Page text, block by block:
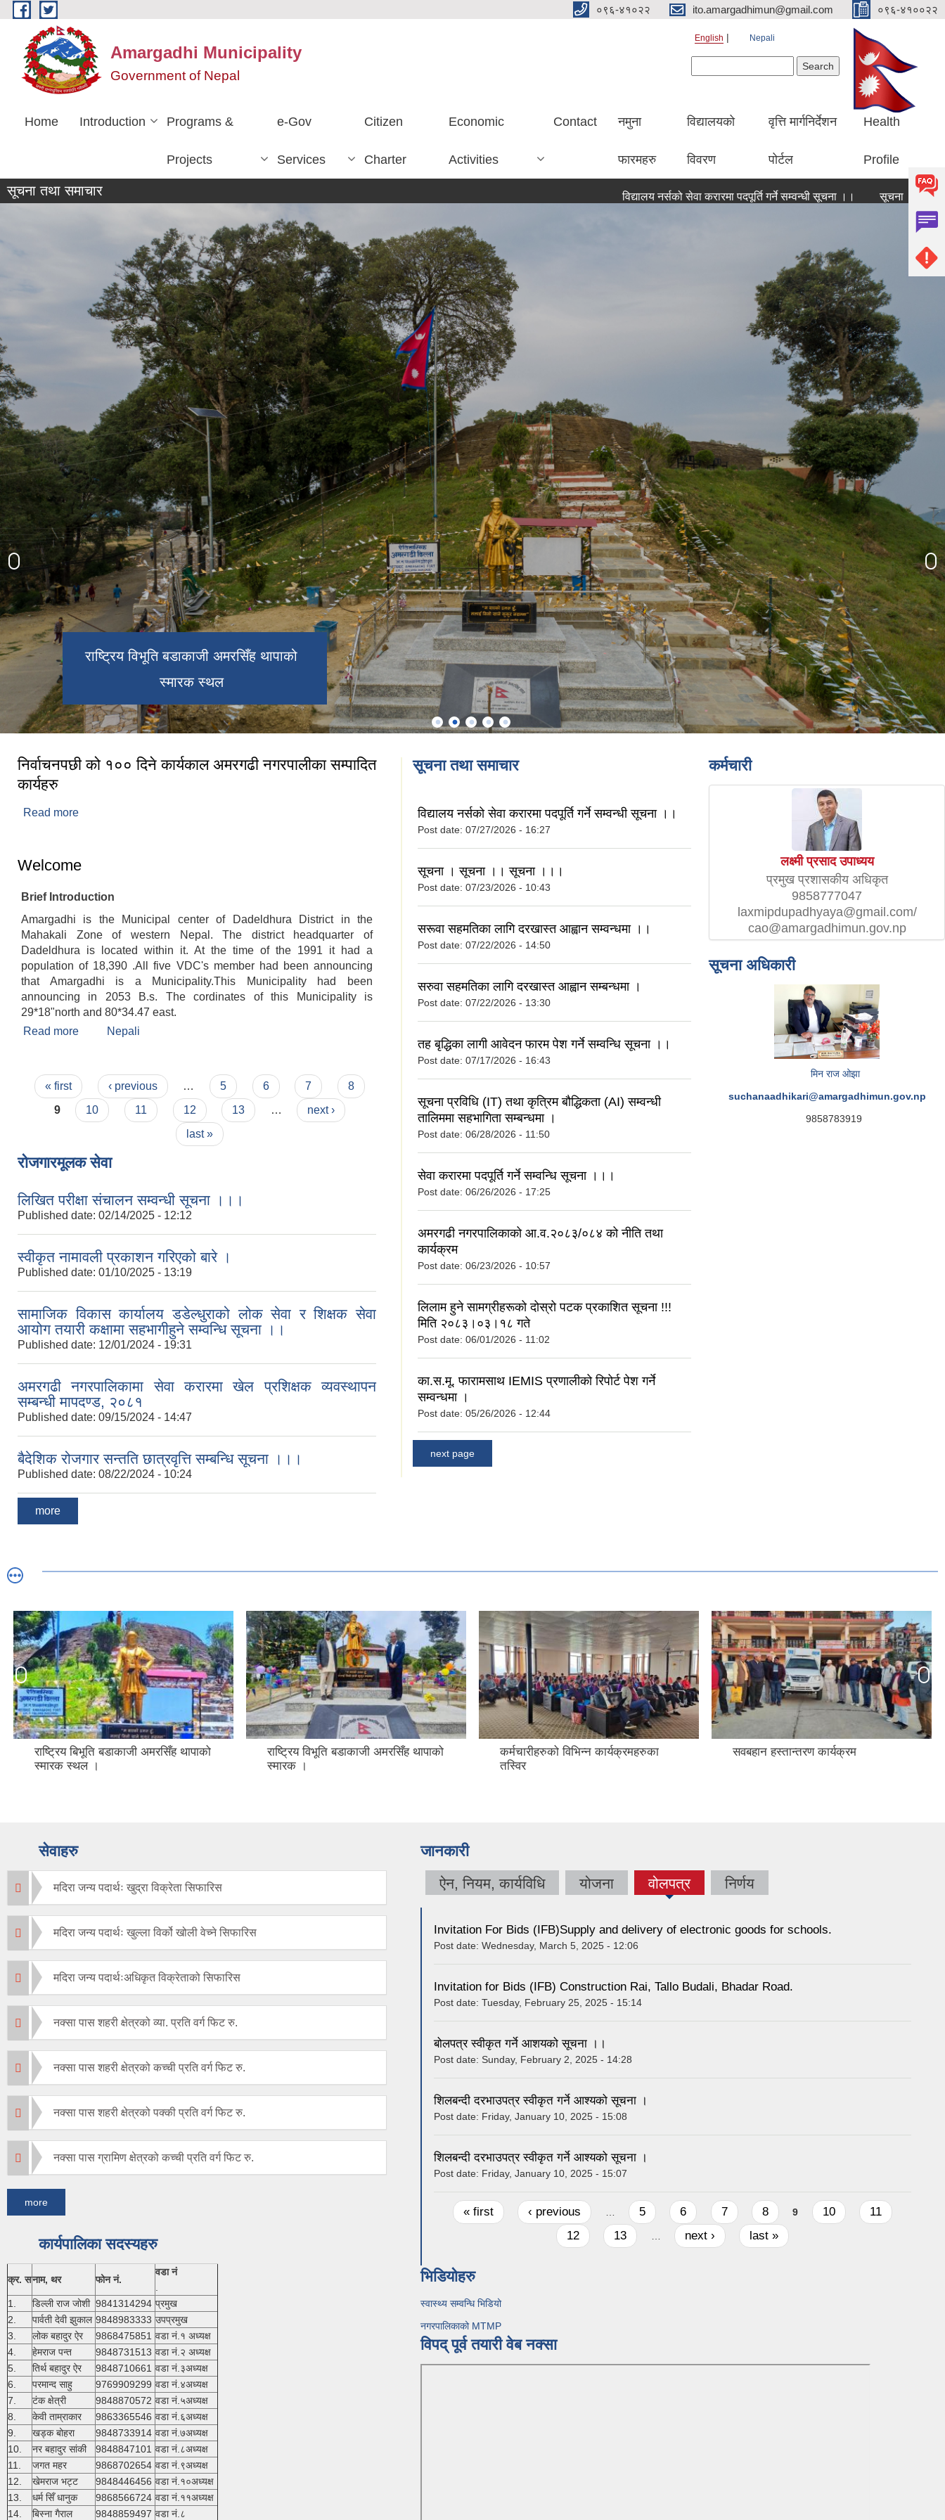
Skip to main content ०९६-४१०२२ ito.amargadhimun@gmail.com ०९६-४१००२२
Amargadhi Municipality
Government of Nepal
English Nepali
Home Introduction Programs &
Projects
e-Gov
Services
Citizen
Charter
Economic
Activities
Contact नमुना
फारमहरु
विद्यालयको
विवरण
वृत्ति मार्गनिर्देशन
पोर्टल
Health
Profile
सूचना तथा समाचार विद्यालय नर्सको सेवा करारमा पदपूर्ति गर्ने सम्वन्धी सूचना ।। सूचना । सूचना ।। सूचना
अमरगढीको प्राकृतिक दृश्य
राष्ट्रिय विभूति बडाकाजी अमरसिँह थापाको
स्मारक स्थल
उग्रतारा मन्दिर
घटाल थान प्राकृतिक दृश्य
अमरगढी नगरपालिकाको प्रशासनिक भवन
निर्वाचनपछी को १०० दिने कार्यकाल अमरगढी नगरपालीका सम्पादित
कार्यहरु
Read more
Welcome
Brief Introduction
Amargadhi is the Municipal center of Dadeldhura District in the
Mahakali Zone of western Nepal. The district headquarter of
Dadeldhura is located within it. At the time of the 1991 it had a
population of 18,390 .All five VDC's member had been announcing
that Amargadhi is a Municipality.This Municipality had been
announcing in 2053 B.s. The cordinates of this Municipality is
29*18"north and 80*34.47 east.
Read more about Welcome
Nepali
Pages
« first ‹ previous … 5 6 7
8
9
10 11 12 13 …
next ›
last »
रोजगारमूलक सेवा
लिखित परीक्षा संचालन सम्वन्धी सूचना ।।।
Published date: 02/14/2025 - 12:12
स्वीकृत नामावली प्रकाशन गरिएको बारे ।
Published date: 01/10/2025 - 13:19
सामाजिक विकास कार्यालय डडेल्धुराको लोक सेवा र शिक्षक सेवा
आयोग तयारी कक्षामा सहभागीहुने सम्वन्धि सूचना ।।
Published date: 12/01/2024 - 19:31
अमरगढी नगरपालिकामा सेवा करारमा खेल प्रशिक्षक व्यवस्थापन
सम्बन्धी मापदण्ड, २०८१
Published date: 09/15/2024 - 14:47
बैदेशिक रोजगार सन्तति छात्रवृत्ति सम्बन्धि सूचना ।।।
Published date: 08/22/2024 - 10:24
more
सूचना तथा समाचार
विद्यालय नर्सको सेवा करारमा पदपूर्ति गर्ने सम्वन्धी सूचना ।।
Post date: 07/27/2026 - 16:27
सूचना । सूचना ।। सूचना ।।।
Post date: 07/23/2026 - 10:43
सरूवा सहमतिका लागि दरखास्त आह्वान सम्वन्धमा ।।
Post date: 07/22/2026 - 14:50
सरुवा सहमतिका लागि दरखास्त आह्वान सम्बन्धमा ।
Post date: 07/22/2026 - 13:30
तह बृद्धिका लागी आवेदन फारम पेश गर्ने सम्वन्धि सूचना ।।
Post date: 07/17/2026 - 16:43
सूचना प्रविधि (IT) तथा कृत्रिम बौद्धिकता (AI) सम्वन्धी
तालिममा सहभागिता सम्बन्धमा ।
Post date: 06/28/2026 - 11:50
सेवा करारमा पदपूर्ति गर्ने सम्वन्धि सूचना ।।।
Post date: 06/26/2026 - 17:25
अमरगढी नगरपालिकाको आ.व.२०८३/०८४ को नीति तथा
कार्यक्रम
Post date: 06/23/2026 - 10:57
लिलाम हुने सामग्रीहरूको दोस्रो पटक प्रकाशित सूचना !!!
मिति २०८३।०३।१८ गते
Post date: 06/01/2026 - 11:02
का.स.मू. फारामसाथ IEMIS प्रणालीको रिपोर्ट पेश गर्ने
सम्वन्धमा ।
Post date: 05/26/2026 - 12:44
next page
कर्मचारी
लक्ष्मी प्रसाद उपाध्यय
प्रमुख प्रशासकीय अधिकृत
9858777047
laxmipdupadhyaya@gmail.com/
cao@amargadhimun.gov.np
सूचना अधिकारी
मिन राज ओझा
suchanaadhikari@amargadhimun.gov.np
9858783919
राष्ट्रिय विभूति बडाकाजी अमरसिँह थापाको
स्मारक ।
कर्मचारीहरुको विभिन्न कार्यक्रमहरुका
तस्विर
सवबहान हस्तान्तरण कार्यक्रम नगरकार्यपालिका सदस्यहरुको तस्विर
सेवाहरु
मदिरा जन्य पदार्थः खुद्रा विक्रेता सिफारिस
मदिरा जन्य पदार्थः खुल्ला विर्को खोली वेच्ने सिफारिस
मदिरा जन्य पदार्थःअधिकृत विक्रेताको सिफारिस
नक्सा पास शहरी क्षेत्रको व्या. प्रति वर्ग फिट रु.
नक्सा पास शहरी क्षेत्रको कच्ची प्रति वर्ग फिट रु.
नक्सा पास शहरी क्षेत्रको पक्की प्रति वर्ग फिट रु.
नक्सा पास ग्रामिण क्षेत्रको कच्ची प्रति वर्ग फिट रु.
more
कार्यपालिका सदस्यहरु
क्र. सनाम, थर फोन नं.
वडा नं
1.
डिल्ली राज जोशी 9841314294 प्रमुख
2.
पार्वती देवी झुकाल 9848983333 उपप्रमुख
3.
लोक बहादुर ऐर 9868475851 वडा नं.१ अध्यक्ष
4.
हेमराज पन्त 9848731513 वडा नं.२ अध्यक्ष
5.
तिर्थ बहादुर ऐर 9848710661 वडा नं.३अध्यक्ष
6.
परमान्द साहु 9769909299 वडा नं.४अध्यक्ष
7.
टंक क्षेत्री 9848870572 वडा नं.५अध्यक्ष
8.
केवी ताम्राकार 9863365546 वडा नं.६अध्यक्ष
9.
खड्क बोहरा 9848733914 वडा नं.७अध्यक्ष
10.
नर बहादुर सांकी 9848847101 वडा नं.८अध्यक्ष
11.
जगत महर 9868702654 वडा नं.९अध्यक्ष
12.
खेमराज भट्ट 9848446456 वडा नं.१०अध्यक्ष
13.
धर्म सिँ धानुक 9868566724 वडा नं.११अध्यक्ष
14.
बिस्ना गैराल 9848859497 वडा नं.८
जानकारी
ऐन, नियम, कार्यविधि योजना वोलपत्र
(active
निर्णय
Invitation For Bids (IFB)Supply and delivery of electronic goods for schools.
Post date: Wednesday, March 5, 2025 - 12:06
Invitation for Bids (IFB) Construction Rai, Tallo Budali, Bhadar Road.
Post date: Tuesday, February 25, 2025 - 15:14
बोलपत्र स्वीकृत गर्ने आशयको सूचना ।।
Post date: Sunday, February 2, 2025 - 14:28
शिलबन्दी दरभाउपत्र स्वीकृत गर्ने आश्यको सूचना ।
Post date: Friday, January 10, 2025 - 15:08
शिलबन्दी दरभाउपत्र स्वीकृत गर्ने आश्यको सूचना ।
Post date: Friday, January 10, 2025 - 15:07
Pages
« first ‹ previous 5 6 7 8 9 10
11
12
13 next › last »
भिडियोहरु
स्वास्थ्य सम्वन्धि भिडियो
नगरपालिकाको MTMP
विपद् पूर्व तयारी वेब नक्सा